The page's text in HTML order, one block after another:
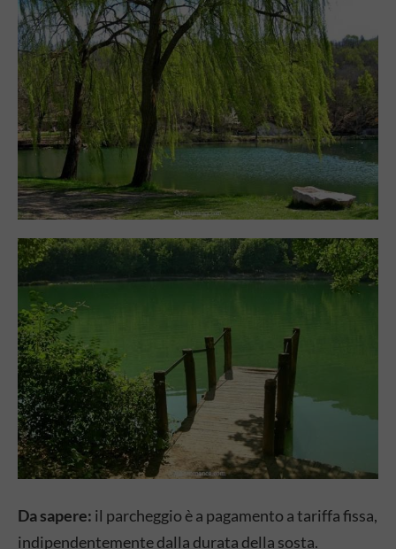
Da sapere: il parcheggio è a pagamento a tariffa fissa,
indipendentemente dalla durata della sosta.